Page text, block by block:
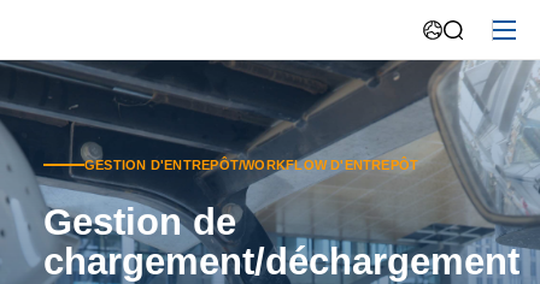
GESTION D'ENTREPÔT/WORKFLOW D'ENTREPÔT
Gestion de
chargement/déchargement